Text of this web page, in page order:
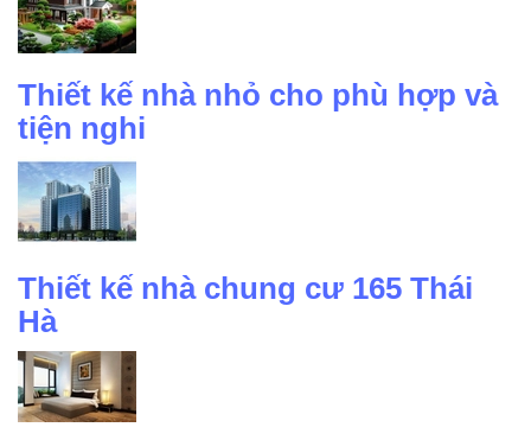
Thiết kế nhà nhỏ cho phù hợp và
tiện nghi
Thiết kế nhà chung cư 165 Thái
Hà